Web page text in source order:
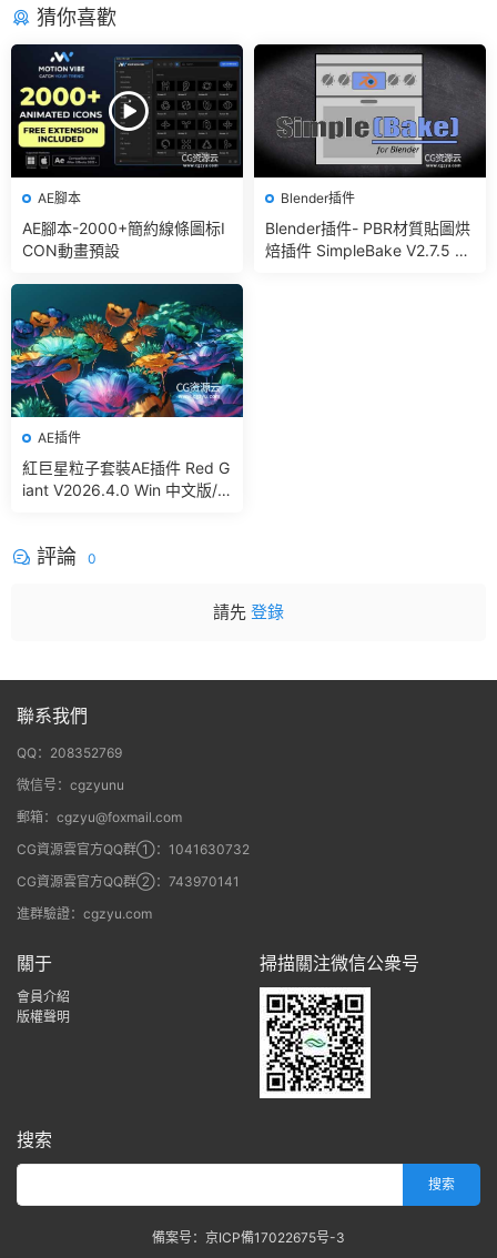
猜你喜歡
AE腳本
AE腳本-2000+簡約線條圖标I
CON動畫預設
Blender插件
Blender插件- PBR材質貼圖烘
焙插件 SimpleBake V2.7.5 –
AE插件
紅巨星粒子套裝AE插件 Red G
iant V2026.4.0 Win 中文版/
評論 0
請先 登錄
聯系我們
QQ：208352769
微信号：cgzyunu
郵箱：cgzyu@foxmail.com
CG資源雲官方QQ群①：1041630732
CG資源雲官方QQ群②：743970141
進群驗證：cgzyu.com
關于
會員介紹
版權聲明
掃描關注微信公衆号
搜索
備案号：京ICP備17022675号-3